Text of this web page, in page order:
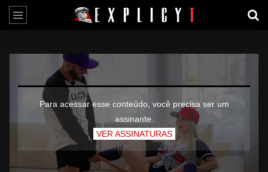
Para acessar esse conteúdo, você precisa ser um
assinante.
VER ASSINATURAS